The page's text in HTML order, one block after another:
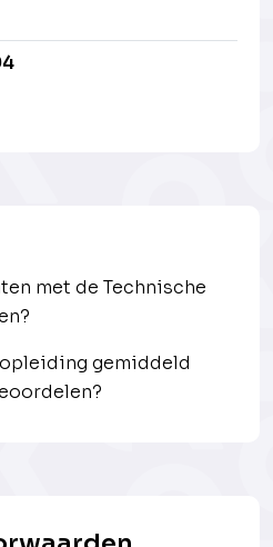
met de Technische
gemiddeld